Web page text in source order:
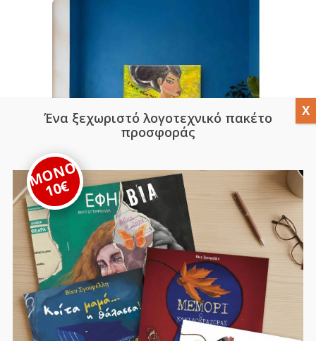
La Divina – Πίνακας 70×70 εκ. –
Ακρυλικό σε Καμβά (Τεχνική
Impasto)
500,00 €
Ένα ξεχωριστό λογοτεχνικό πακέτο
προσφοράς
ΜΟΝΟ
10€